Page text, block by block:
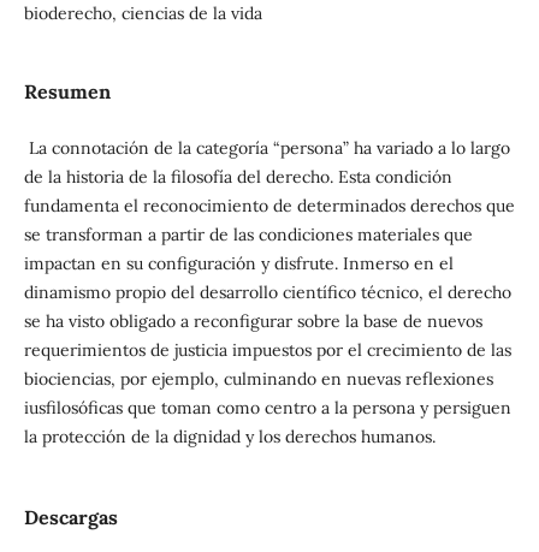
bioderecho, ciencias de la vida
Resumen
La connotación de la categoría “persona” ha variado a lo largo
de la historia de la filosofía del derecho. Esta condición
fundamenta el reconocimiento de determinados derechos que
se transforman a partir de las condiciones materiales que
impactan en su configuración y disfrute. Inmerso en el
dinamismo propio del desarrollo científico técnico, el derecho
se ha visto obligado a reconfigurar sobre la base de nuevos
requerimientos de justicia impuestos por el crecimiento de las
biociencias, por ejemplo, culminando en nuevas reflexiones
iusfilosóficas que toman como centro a la persona y persiguen
la protección de la dignidad y los derechos humanos.
Descargas